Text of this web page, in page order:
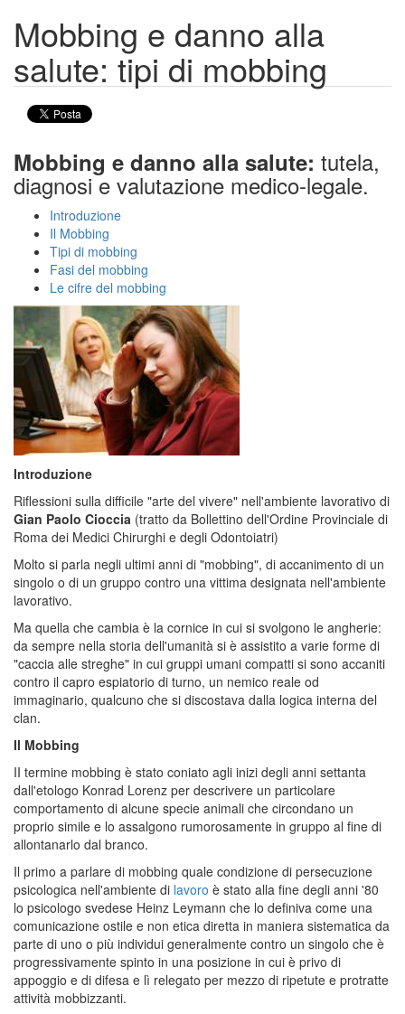
Mobbing e danno alla
salute: tipi di mobbing
Mobbing e danno alla salute: tutela,
diagnosi e valutazione medico-legale.
Introduzione
Il Mobbing
Tipi di mobbing
Fasi del mobbing
Le cifre del mobbing
Introduzione
Riflessioni sulla difficile "arte del vivere" nell'ambiente lavorativo di
Gian Paolo Cioccia (tratto da Bollettino dell'Ordine Provinciale di
Roma dei Medici Chirurghi e degli Odontoiatri)
Molto si parla negli ultimi anni di "mobbing", di accanimento di un
singolo o di un gruppo contro una vittima designata nell'ambiente
lavorativo.
Ma quella che cambia è la cornice in cui si svolgono le angherie:
da sempre nella storia dell'umanità si è assistito a varie forme di
"caccia alle streghe" in cui gruppi umani compatti si sono accaniti
contro il capro espiatorio di turno, un nemico reale od
immaginario, qualcuno che si discostava dalla logica interna del
clan.
Il Mobbing
II termine mobbing è stato coniato agli inizi degli anni settanta
dall'etologo Konrad Lorenz per descrivere un particolare
comportamento di alcune specie animali che circondano un
proprio simile e lo assalgono rumorosamente in gruppo al fine di
allontanarlo dal branco.
Il primo a parlare di mobbing quale condizione di persecuzione
psicologica nell'ambiente di lavoro è stato alla fine degli anni '80
lo psicologo svedese Heinz Leymann che lo definiva come una
comunicazione ostile e non etica diretta in maniera sistematica da
parte di uno o più individui generalmente contro un singolo che è
progressivamente spinto in una posizione in cui è privo di
appoggio e di difesa e lì relegato per mezzo di ripetute e protratte
attività mobbizzanti.